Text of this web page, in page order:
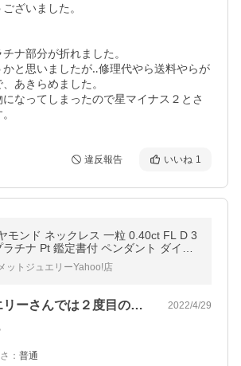
ざいました。
ナ部分が折れました。
と思いましたが‥修理代やら送料やらが
あきらめました。
なってしまったので星マイナス２とさ
違反報告 いいね 1
モンド ネックレス 一粒 0.40ct FL D 3
ラチナ Pt 鑑定書付 ペンダント ダイヤ
ネックレス ダイヤネックレス
ットジュエリーYahoo!店
エメットジュエリーさんでは２度目の購入… 2022/4/29
： 普通